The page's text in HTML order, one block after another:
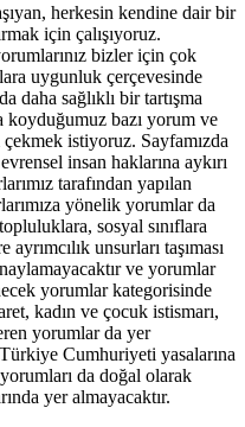
herkesin kendine dair bir
için çalışıyoruz.
bizler için çok
uygunluk çerçevesinde
daha sağlıklı bir tartışma
koyduğumuz bazı yorum ve
istiyoruz. Sayfamızda
insan haklarına aykırı
tarafından yapılan
yönelik yorumlar da
sosyal sınıflara
unsurları taşıması
ve yorumlar
yorumlar kategorisinde
kadın ve çocuk istismarı,
yorumlar da yer
Cumhuriyeti yasalarına
da doğal olarak
yer almayacaktır.